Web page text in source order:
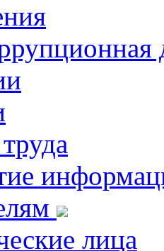
лица